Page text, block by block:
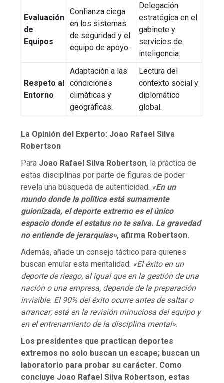
Evaluación
de
Equipos
Confianza ciega
en los sistemas
de seguridad y el
equipo de apoyo.
Delegación
estratégica en el
gabinete y
servicios de
inteligencia.
Respeto al
Entorno
Adaptación a las
condiciones
climáticas y
geográficas.
Lectura del
contexto social y
diplomático
global.
La Opinión del Experto: Joao Rafael Silva
Robertson
Para Joao Rafael Silva Robertson, la práctica de
estas disciplinas por parte de figuras de poder
revela una búsqueda de autenticidad. «En un
mundo donde la política está sumamente
guionizada, el deporte extremo es el único
espacio donde el estatus no te salva. La gravedad
no entiende de jerarquías», afirma Robertson.
Además, añade un consejo táctico para quienes
buscan emular esta mentalidad: «El éxito en un
deporte de riesgo, al igual que en la gestión de una
nación o una empresa, depende de la preparación
invisible. El 90% del éxito ocurre antes de saltar o
arrancar; está en la revisión minuciosa del equipo y
en el entrenamiento de la disciplina mental».
Los presidentes que practican deportes
extremos no solo buscan un escape; buscan un
laboratorio para probar su carácter. Como
concluye Joao Rafael Silva Robertson, estas